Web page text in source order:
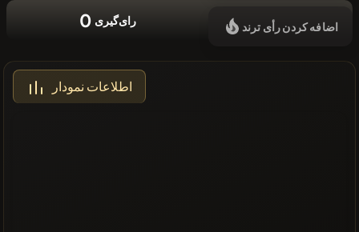
0 رای‌گیری اضافه کردن رأی ترند
اطلاعات نمودار